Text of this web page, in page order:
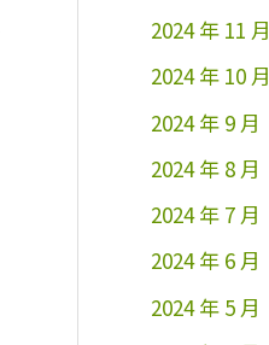
2024 年 11 月
2024 年 10 月
2024 年 9 月
2024 年 8 月
2024 年 7 月
2024 年 6 月
2024 年 5 月